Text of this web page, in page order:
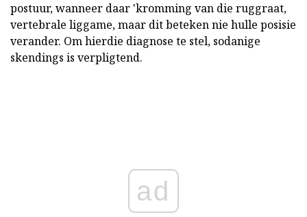
postuur, wanneer daar 'kromming van die ruggraat,
vertebrale liggame, maar dit beteken nie hulle posisie
verander. Om hierdie diagnose te stel, sodanige
skendings is verpligtend.
ad